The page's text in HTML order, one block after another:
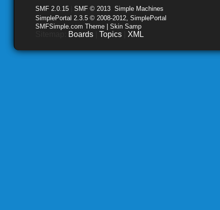
SMF 2.0.15 SMF © 2013 Simple Machines
SimplePortal 2.3.5 © 2008-2012, SimplePortal
SMFSimple.com Theme | Skin Samp
Boards Topics XML